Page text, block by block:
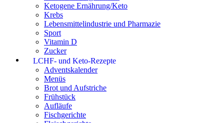
Ketogene Ernährung/Keto
Krebs
Lebensmittelindustrie und Pharmazie
Sport
Vitamin D
Zucker
LCHF- und Keto-Rezepte
Adventskalender
Menüs
Brot und Aufstriche
Frühstück
Aufläufe
Fischgerichte